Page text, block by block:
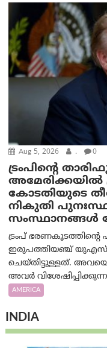
Aug 5, 2026 . 0
ട്രംപിന്റെ
അമേരിക്കയില്‍
കോടതിയുടെ
നികുതി
സംസ്ഥാനങ്ങൾ
ട്രംപ്
ഇരുപത്തിയഞ്ച്
ചെയ്തിട്ടുള്ളത്.
അവര്‍
AMERICA
INDIA